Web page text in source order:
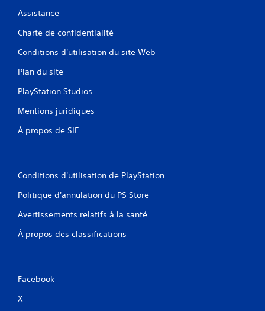
Assistance
Charte de confidentialité
Conditions d'utilisation du site Web
Plan du site
PlayStation Studios
Mentions juridiques
À propos de SIE
Conditions d'utilisation de PlayStation
Politique d'annulation du PS Store
Avertissements relatifs à la santé
À propos des classifications
Facebook
X